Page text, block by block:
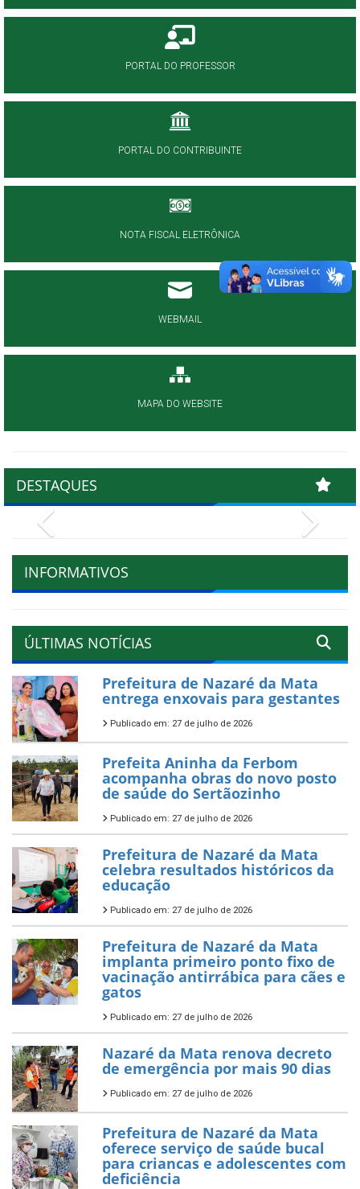
PORTAL DO PROFESSOR
PORTAL DO CONTRIBUINTE
NOTA FISCAL ELETRÔNICA
WEBMAIL
MAPA DO WEBSITE
DESTAQUES
INFORMATIVOS
ÚLTIMAS NOTÍCIAS
Prefeitura de Nazaré da Mata
entrega enxovais para gestantes
Publicado em: 27 de julho de 2026
Prefeita Aninha da Ferbom
acompanha obras do novo posto
de saúde do Sertãozinho
Publicado em: 27 de julho de 2026
Prefeitura de Nazaré da Mata
celebra resultados históricos da
educação
Publicado em: 27 de julho de 2026
Prefeitura de Nazaré da Mata
implanta primeiro ponto fixo de
vacinação antirrábica para cães e
gatos
Publicado em: 27 de julho de 2026
Nazaré da Mata renova decreto
de emergência por mais 90 dias
Publicado em: 27 de julho de 2026
Prefeitura de Nazaré da Mata
oferece serviço de saúde bucal
para criancas e adolescentes com
deficiência